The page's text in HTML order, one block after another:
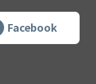
Facebook